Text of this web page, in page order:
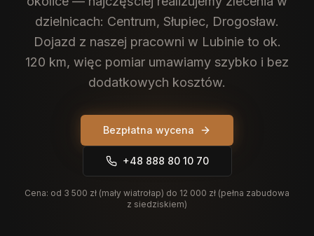
dzielnicach: Centrum, Słupiec, Drogosław.
Dojazd z naszej pracowni w Lubinie to ok.
120 km, więc pomiar umawiamy szybko i bez
dodatkowych kosztów.
Bezpłatna wycena
+48 888 80 10 70
Cena: od 3 500 zł (mały wiatrołap) do 12 000 zł (pełna zabudowa
z siedziskiem)